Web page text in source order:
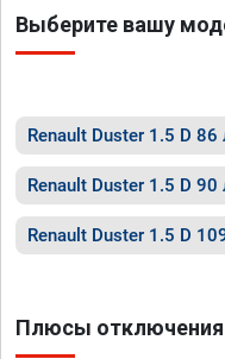
Выберите вашу
Renault Duster 1.5 D 86
Renault Duster 1.5 D 90
Renault Duster 1.5 D
Плюсы отключения